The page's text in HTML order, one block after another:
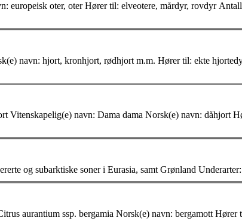
Litt om Oter Oter Vitenskapelig(e) navn: Lutra lutra Norsk(e) navn: europeisk oter, oter Hører til: elveotere, mårdyr, rovdyr Antall
: Habitat: fuktig, sur jord Utbredelse: tempererte og subarktiske soner i Eurasia, samt Grønland Underarter